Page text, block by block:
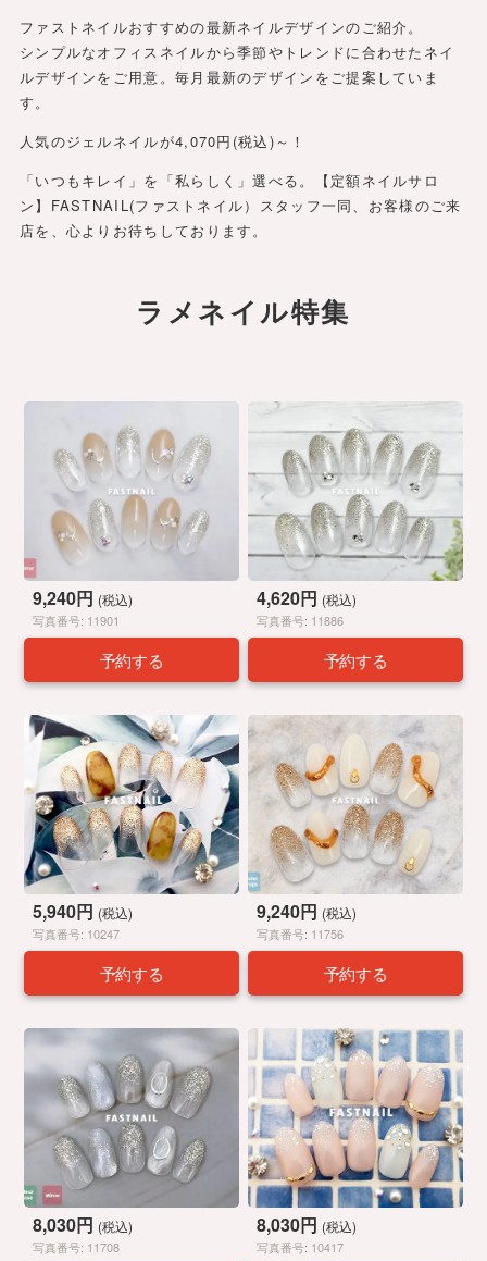
ファストネイルおすすめの最新ネイルデザインのご紹介。
シンプルなオフィスネイルから季節やトレンドに合わせたネイ
ルデザインをご用意。毎月最新のデザインをご提案していま
す。
人気のジェルネイルが4,070円(税込)～！
「いつもキレイ」を「私らしく」選べる。【定額ネイルサロ
ン】FASTNAIL(ファストネイル）スタッフ一同、お客様のご来
店を、心よりお待ちしております。
ラメネイル特集
9,240円 (税込)
写真番号: 11901
予約する
4,620円 (税込)
写真番号: 11886
予約する
5,940円 (税込)
写真番号: 10247
予約する
9,240円 (税込)
写真番号: 11756
予約する
8,030円 (税込)
写真番号: 11708
8,030円 (税込)
写真番号: 10417